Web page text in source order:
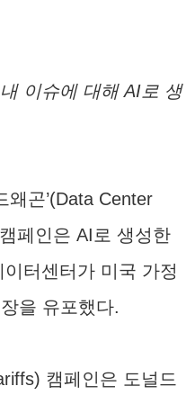
이슈에 대해 AI로 생
왜곤’(Data Center
페인은 AI로 생성한
터센터가 미국 가정
을 유포했다.
캠페인은 도널드